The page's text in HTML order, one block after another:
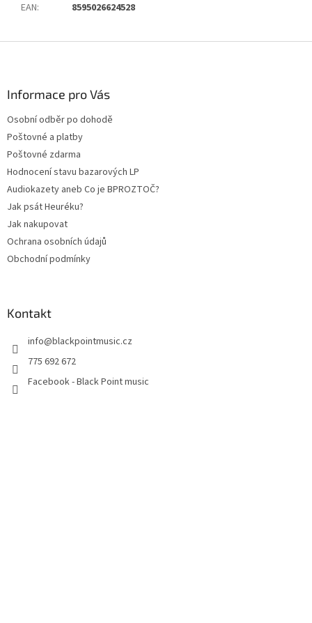
EAN: 8595026624528
Informace pro Vás
Osobní odběr po dohodě
Poštovné a platby
Poštovné zdarma
Hodnocení stavu bazarových LP
Audiokazety aneb Co je BPROZTOČ?
Jak psát Heuréku?
Jak nakupovat
Ochrana osobních údajů
Obchodní podmínky
Kontakt
info@blackpointmusic.cz
775 692 672
Facebook - Black Point music